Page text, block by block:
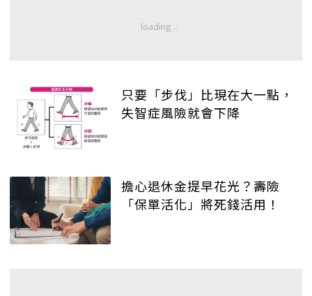
只要「步伐」比現在大一點，
失智症風險就會下降
擔心退休金提早花光？壽險
「保單活化」將死錢活用！